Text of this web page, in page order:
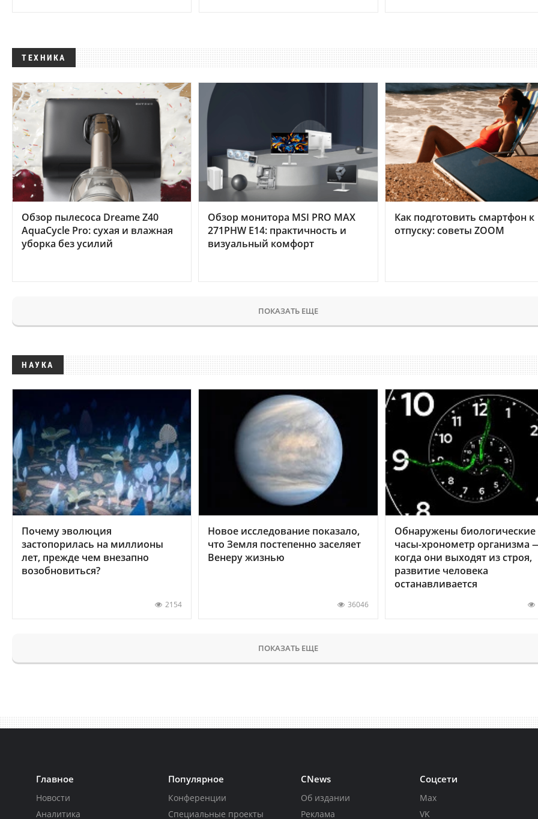
ТЕХНИКА
Обзор пылесоса Dreame Z40
AquaCycle Pro: сухая и влажная
уборка без усилий
Обзор монитора MSI PRO MAX
271PHW E14: практичность и
визуальный комфорт
Как подготовить смартфон к
отпуску: советы ZOOM
ПОКАЗАТЬ ЕЩЕ
НАУКА
Почему эволюция
застопорилась на миллионы
лет, прежде чем внезапно
возобновиться?
2154
Новое исследование показало,
что Земля постепенно заселяет
Венеру жизнью
36046
Обнаружены биологические
часы-хронометр организма
когда они выходят из строя,
развитие человека
останавливается
ПОКАЗАТЬ ЕЩЕ
Главное
Новости
Аналитика
Популярное
Конференции
Специальные проекты
CNews
Об издании
Реклама
Соцсети
Max
VK